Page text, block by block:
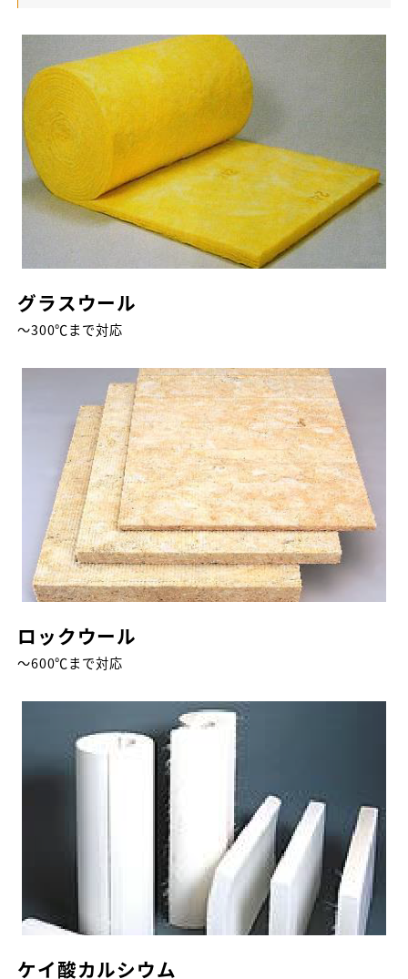
グラスウール
～300℃まで対応
ロックウール
～600℃まで対応
ケイ酸カルシウム